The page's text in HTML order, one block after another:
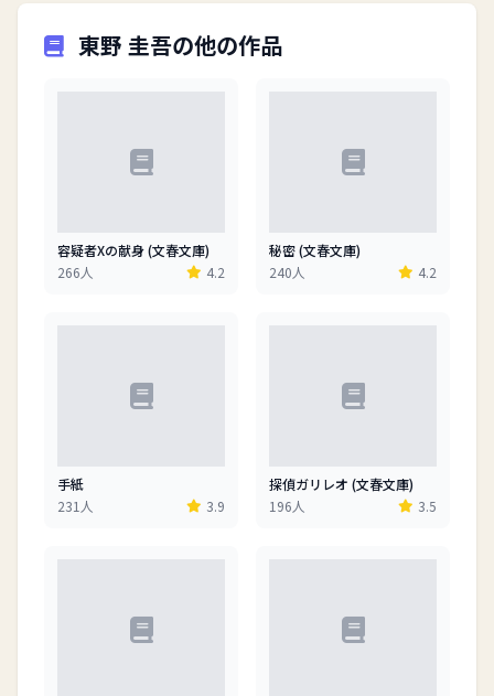
東野 圭吾の他の作品
容疑者Xの献身 (文春文庫)
266人
4.2
秘密 (文春文庫)
240人
4.2
手紙
231人
3.9
探偵ガリレオ (文春文庫)
196人
3.5